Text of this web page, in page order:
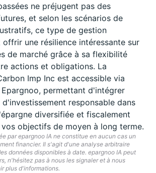
ne préjugent pas des
et selon les scénarios de
ce type de gestion
une résilience intéressante sur
de marché grâce à sa flexibilité
actions et obligations. La
Imp Inc est accessible via
Epargnoo, permettant d'intégrer
responsable dans
diversifiée et fiscalement
objectifs de moyen à long terme.
par epargnoo IA ne constitue en aucun cas un
financier. Il s'agit d'une analyse arbitraire
données disponibles à date. epargnoo IA peut
n'hésitez pas à nous les signaler et à nous
plus d'informations.